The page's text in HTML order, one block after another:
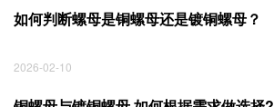
如何判断螺母是铜螺母还是镀铜螺母？
2026-02-10